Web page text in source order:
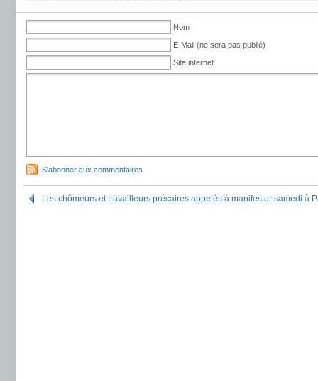
Nom
E-Mail (ne sera pas publié)
Site internet
S'abonner aux commentaires
Les chômeurs et travailleurs précaires appelés à manifester samedi à